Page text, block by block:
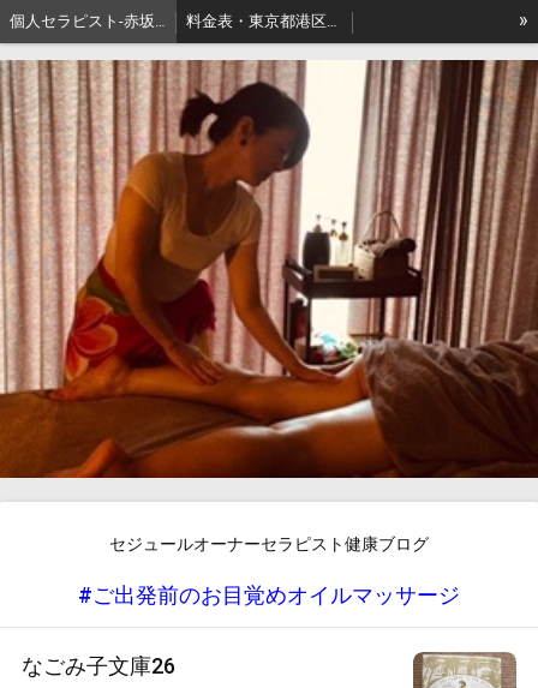
個人セラピスト-赤坂､出張リンパマッサージはアロマセジュール東京 料金表・東京都港区－本格派出張アロマオイルマッサージはセジュールへ
セジュールオーナーセラピスト健康ブログ
»
セジュールオーナーセラピスト健康ブログ
#ご出発前のお目覚めオイルマッサージ
なごみ子文庫26